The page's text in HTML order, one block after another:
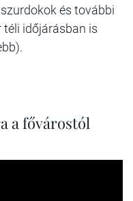
és további
időjárásban is
a fővárostól